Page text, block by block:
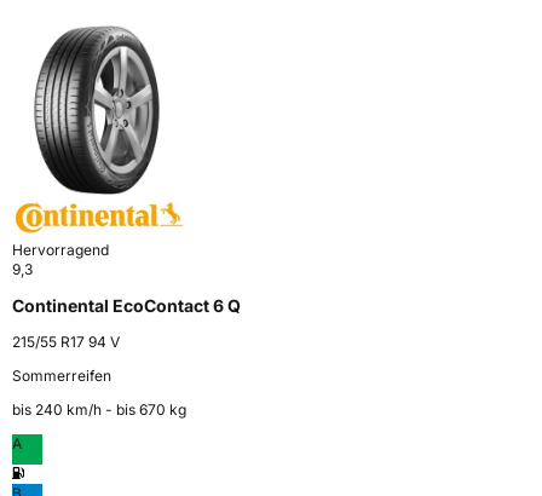
Hervorragend
9,3
Continental EcoContact 6 Q
215/55 R17 94 V
Sommerreifen
bis 240 km⁠/⁠h - bis 670 kg
A